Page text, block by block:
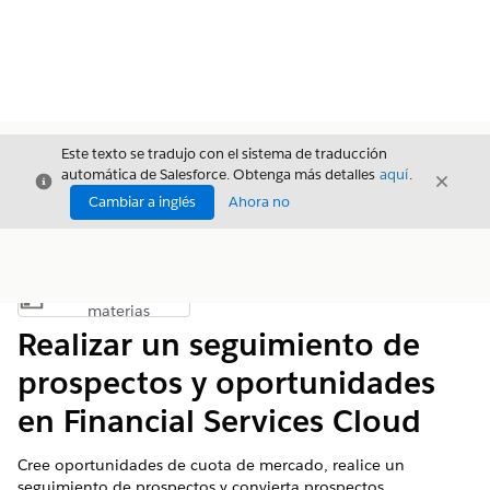
Cerrar
Este texto se tradujo con el sistema de traducción
automática de Salesforce. Obtenga más detalles aquí.
Cambiar a inglés
Ahora no
Cerrar
Mostrar índice de materias
materias
Realizar un seguimiento de
prospectos y oportunidades
en Financial Services Cloud
Cree oportunidades de cuota de mercado, realice un